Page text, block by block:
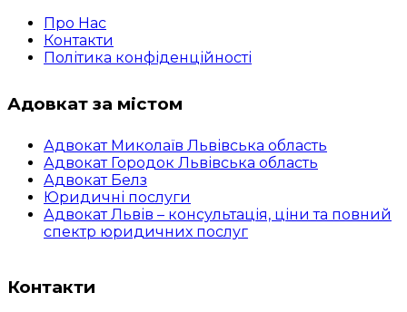
Про Нас
Контакти
Політика конфіденційності
Адовкат за містом
Адвокат Миколаїв Львівська область
Адвокат Городок Львівська область
Адвокат Белз
Юридичні послуги
Адвокат Львів – консультація, ціни та повний
спектр юридичних послуг
Контакти